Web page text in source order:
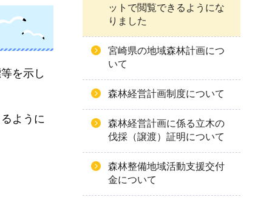
を示し
ように
ットで閲覧できるようにな
りました
宮崎県の地域森林計画につ
いて
森林経営計画制度について
森林経営計画に係る立木の
伐採（譲渡）証明について
森林整備地域活動支援交付
金について